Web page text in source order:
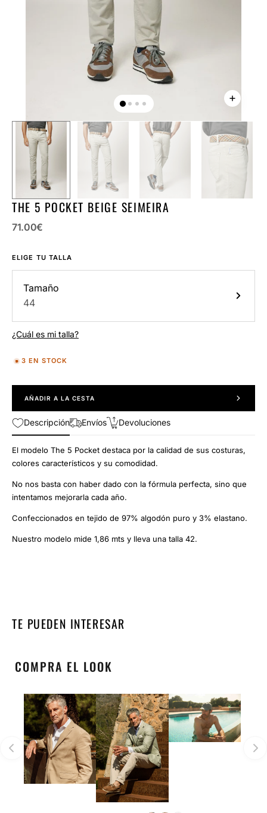
de
galería
THE 5 POCKET BEIGE SEIMEIRA
Precio
71.00€
ELIGE TU TALLA
Tamaño
44
¿Cuál es mi talla?
3 EN STOCK
AÑADIR A LA CESTA
Descripción Envíos Devoluciones
El modelo The 5 Pocket destaca por la calidad de sus costuras,
colores característicos y su comodidad.
No nos basta con haber dado con la fórmula perfecta, sino que
intentamos mejorarla cada año.
Confeccionados en tejido de 97% algodón puro y 3% elastano.
Nuestro modelo mide 1,86 mts y lleva una talla 42.
TE PUEDEN INTERESAR
COMPRA EL LOOK